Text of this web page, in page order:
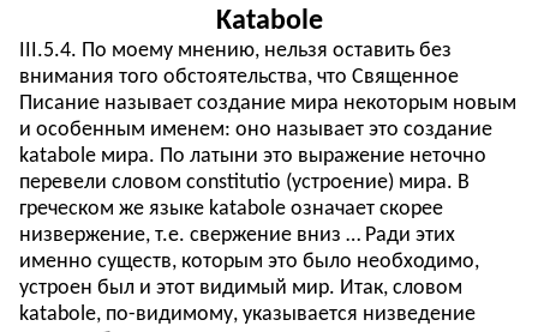
Katabole
III.5.4. По моему мнению, нельзя оставить без
внимания того обстоятельства, что Священное
Писание называет создание мира некоторым новым
и особенным именем: оно называет это создание
katabole мира. По латыни это выражение неточно
перевели словом constitutio (устроение) мира. В
греческом же языке katabole означает скорее
низвержение, т.е. свержение вниз … Ради этих
именно существ, которым это было необходимо,
устроен был и этот видимый мир. Итак, словом
katabole, по-видимому, указывается низведение